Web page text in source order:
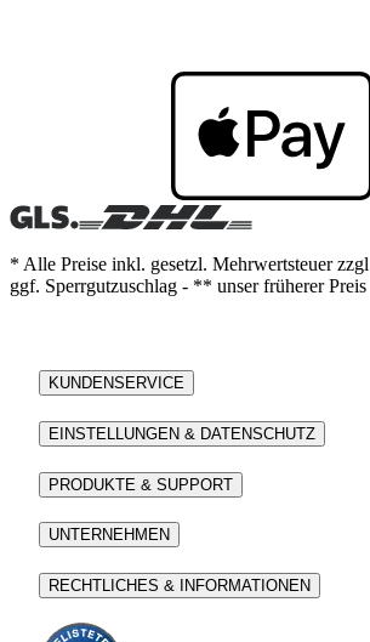
* Alle Preise inkl. gesetzl. Mehrwertsteuer
ggf. Sperrgutzuschlag - ** unser früherer Preis
KUNDENSERVICE
EINSTELLUNGEN & DATENSCHUTZ
PRODUKTE & SUPPORT
UNTERNEHMEN
RECHTLICHES & INFORMATIONEN